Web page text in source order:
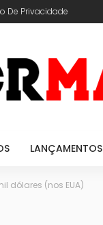
De Privacidade
LANÇAMENTOS
dólares (nos EUA)